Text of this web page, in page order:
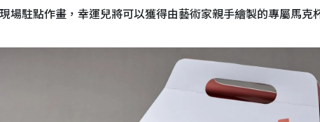
駐點作畫，幸運兒將可以獲得由藝術家親手繪製的專屬馬克